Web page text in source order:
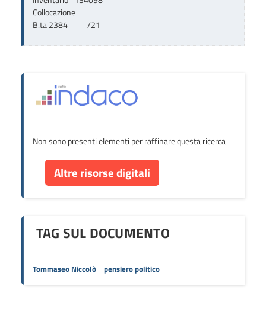
Collocazione
B.ta 2384           /21
Non sono presenti elementi per raffinare questa ricerca
Altre risorse digitali
TAG SUL DOCUMENTO
Tommaseo Niccolò pensiero politico